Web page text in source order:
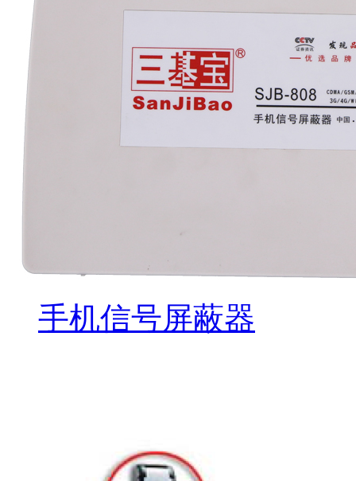
手机信号屏蔽器